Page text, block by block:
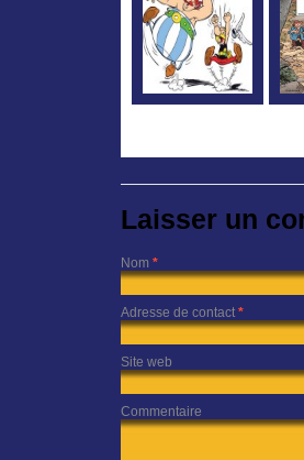
Laisser un
Nom *
Adresse de contact *
Site web
Commentaire